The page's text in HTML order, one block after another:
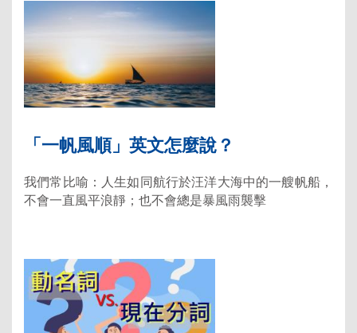
「一帆風順」英文怎麼說？
我們常比喻：人生如同航行於汪洋大海中的一艘帆船，
不會一直風平浪靜；也不會總是暴風雨襲擊